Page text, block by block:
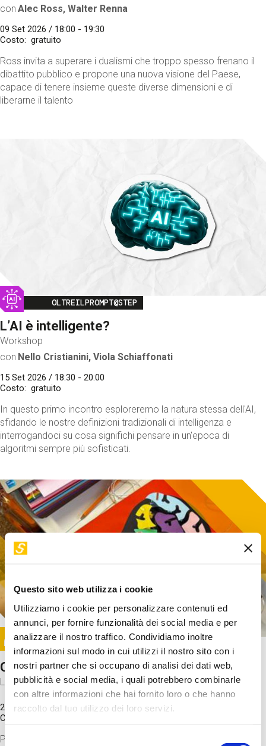
Questo sito web utilizza i cookie
Utilizziamo i cookie per personalizzare contenuti ed
annunci, per fornire funzionalità dei social media e per
analizzare il nostro traffico. Condividiamo inoltre
informazioni sul modo in cui utilizzi il nostro sito con i
nostri partner che si occupano di analisi dei dati web,
pubblicità e social media, i quali potrebbero combinarle
con altre informazioni che hai fornito loro o che hanno
raccolto dal tuo utilizzo dei loro servizi.
Selezione
con Alec Ross, Walter Renna
09 Set 2026 / 18:00 - 19:30
Costo
gratuito
Ross invita a superare i dualismi che troppo spesso frenano il
dibattito pubblico e propone una nuova visione del Paese,
capace di tenere insieme queste diverse dimensioni e di
liberarne il talento
Image
OLTREILPROMPT@STEP
L’AI è intelligente?
Workshop
con Nello Cristianini, Viola Schiaffonati
15 Set 2026 / 18:30 - 20:00
Costo
gratuito
In questo primo incontro esploreremo la natura stessa dell'AI,
sfidando le nostre definizioni tradizionali di intelligenza e
interrogandoci su cosa significhi pensare in un'epoca di
algoritmi sempre più sofisticati.
Image
SUNDAY@STEP
Come funziona il cervello?
Laboratorio
20 Set 2026 / 11:15 - 13:00
Costo
Proveremo a costruire un cervello in cartoncino cercando di